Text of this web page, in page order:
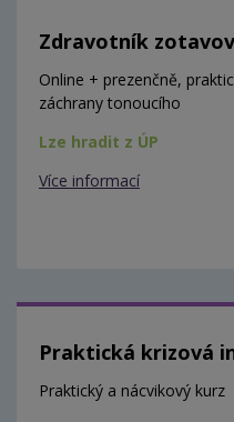
Zdravotník
Online + prezenčně,
záchrany tonoucího
Lze hradit z ÚP
Více informací
Praktická krizová
Praktický a nácvikový kurz